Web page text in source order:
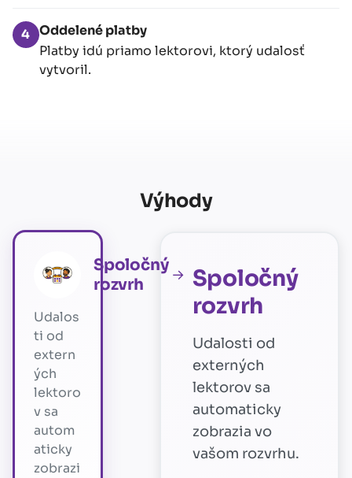
4 Oddelené platby
Platby idú priamo lektorovi, ktorý udalosť
vytvoril.
Výhody
Spoločný
rozvrh
→
Udalos
ti od
extern
ých
lektoro
v sa
autom
aticky
zobrazi
Spoločný
rozvrh
Udalosti od
externých
lektorov sa
automaticky
zobrazia vo
vašom rozvrhu.